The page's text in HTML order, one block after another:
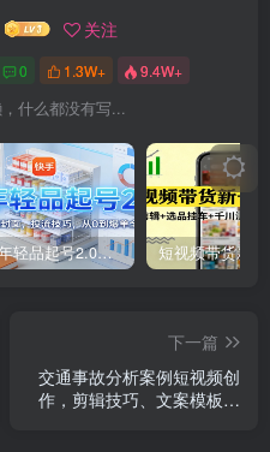
关注
0 1.3W+ 9.4W+
什么都没有写...
快手年轻品起号2.0：养号选品，剪辑封面，投流技巧，从0到爆单全流程
下一篇
交通事故分析案例短视频创
作，剪辑技巧、文案模板、